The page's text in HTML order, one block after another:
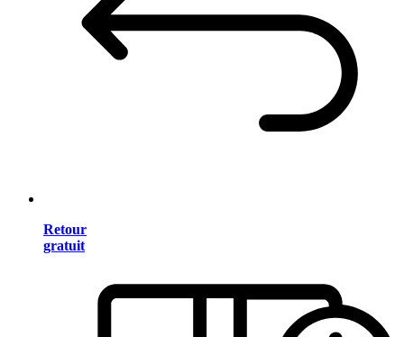
Retour
gratuit